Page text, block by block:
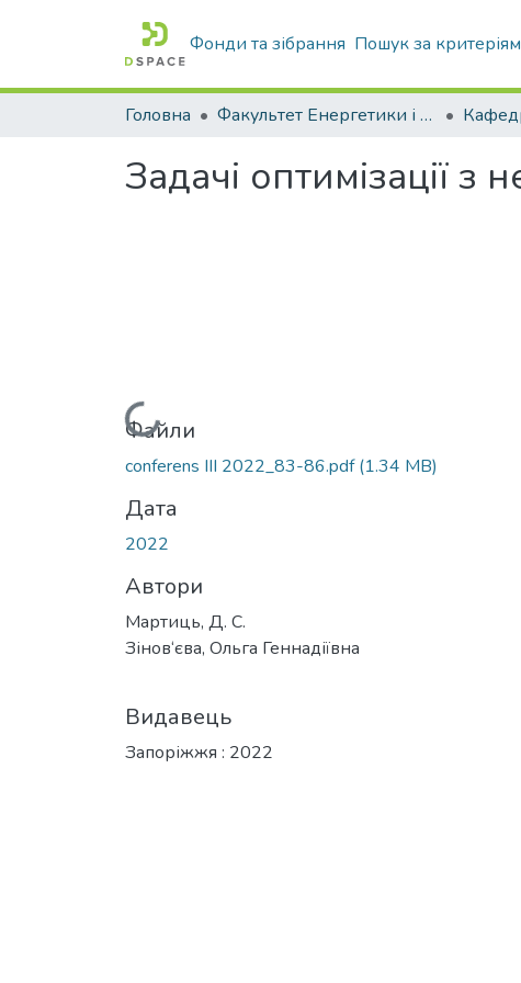
Фонди та зібрання Пошук за
Головна Факультет Енергетики і комп'ютерних технологій
Задачі оптимізації з
Вантажиться...
Файли
conferens III 2022_83-86.pdf(1.34 MB)
Дата
2022
Автори
Мартиць, Д. С.
Зінов‘єва, Ольга Геннадіївна
Видавець
Запоріжжя : 2022